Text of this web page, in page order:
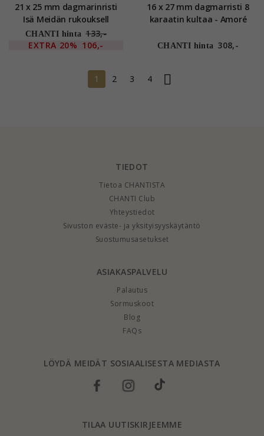
21 x 25 mm dagmarinristi
Isä Meidän rukouksell
hopeaa - Amoré
CHANTI hinta 133,-
EXTRA 20% 106,-
16 x 27 mm dagmarristi 8
karaatin kultaa - Amoré
CHANTI hinta 308,-
1 2 3 4
TIEDOT
Tietoa CHANTISTA
CHANTI Club
Yhteystiedot
Sivuston eväste- ja yksityisyyskäytäntö
Suostumusasetukset
ASIAKASPALVELU
Palautus
Sormuskoot
Blog
FAQs
LÖYDÄ MEIDÄT SOSIAALISESTA MEDIASTA
TILAA UUTISKIRJEEMME